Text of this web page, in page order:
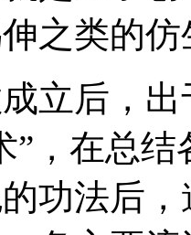
之类的
立后，
”，在总
功法后